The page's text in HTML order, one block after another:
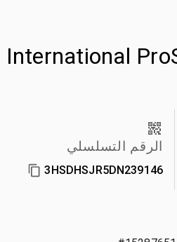
الرقم التسلسلي
3HSDHSJR5DN239146